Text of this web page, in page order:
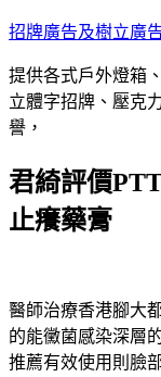
跳
主
要
內
招牌廣告及樹立廣
提供各式戶外燈箱
立體字招牌、壓克
譽，
君綺評價
止癢藥膏
醫師治療香港腳大
的能黴菌感染深層
推薦有效使用則臉